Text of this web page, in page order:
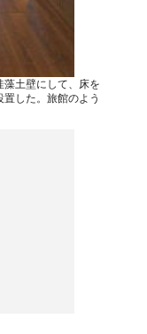
藻土壁にして、床を
した。旅館のよう